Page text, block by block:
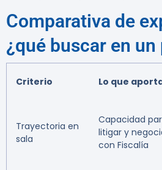
Comparativa de
¿qué buscar en
Criterio Lo que
Trayectoria en
sala
Capacidad
litigar y
con Fiscalía